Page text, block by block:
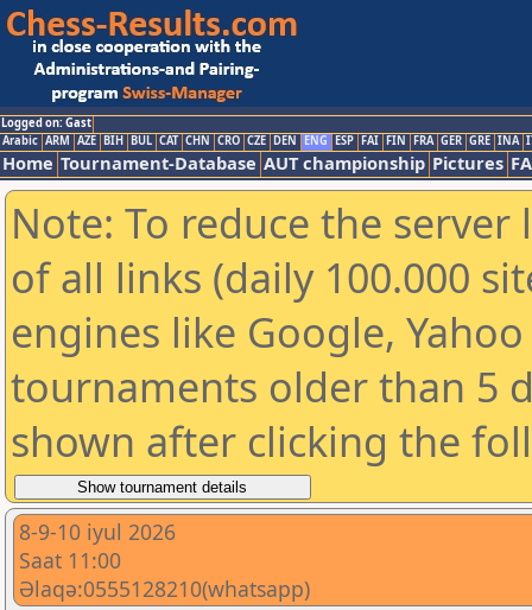
Logged on: Gast
Arabic ARM AZE BIH BUL CAT CHN CRO CZE DEN ENG ESP FAI FIN FRA GER GRE INA
Home Tournament-Database AUT championship Pictures
Note: To reduce the
of all links (daily 100.000
engines like Google,
tournaments older than 5
shown after clicking the
8-9-10 iyul 2026
Saat 11:00
Əlaqə:0555128210(whatsapp)